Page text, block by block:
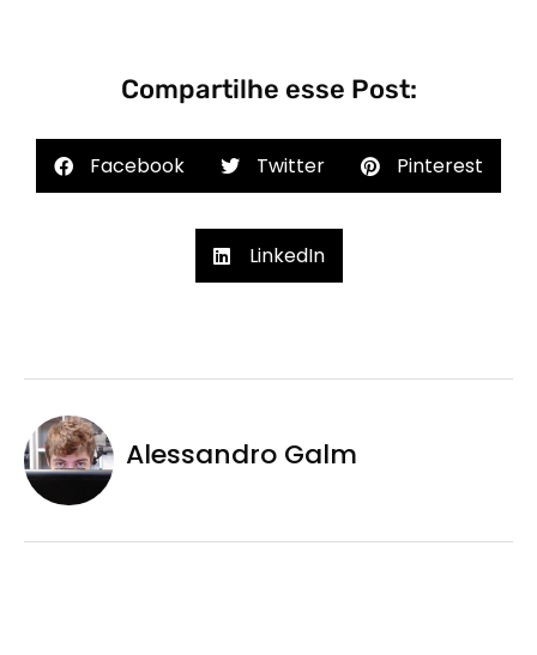
Compartilhe esse Post:
Facebook Twitter Pinterest
LinkedIn
Alessandro Galm